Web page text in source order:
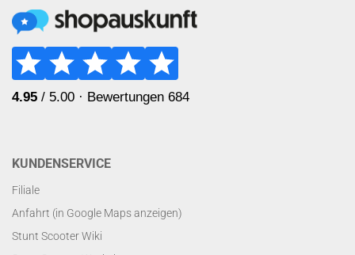
KUNDENSERVICE
Filiale
Anfahrt (in Google Maps anzeigen)
Stunt Scooter Wiki